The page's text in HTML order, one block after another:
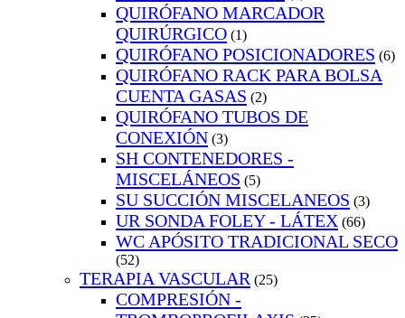
QUIRÓFANO MARCADOR
QUIRÚRGICO (1)
QUIRÓFANO POSICIONADORES (6)
QUIRÓFANO RACK PARA BOLSA
CUENTA GASAS (2)
QUIRÓFANO TUBOS DE
CONEXIÓN (3)
SH CONTENEDORES -
MISCELÁNEOS (5)
SU SUCCIÓN MISCELANEOS (3)
UR SONDA FOLEY - LÁTEX (66)
WC APÓSITO TRADICIONAL SECO
(52)
TERAPIA VASCULAR (25)
COMPRESIÓN -